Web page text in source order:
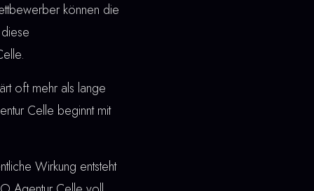
können die
oft mehr als lange
Celle beginnt mit
Wirkung entsteht